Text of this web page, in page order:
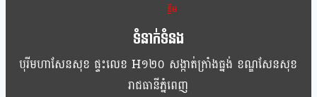
ខ្លឹម ខ្លី រហ័ស
ទំនាក់ទំនង
បុរីមហាសែនសុខ ផ្ទះលេខ H១២០ សង្កាត់ក្រាំងធ្នង់ ខណ្ឌសែនសុខ
រាជធានីភ្នំពេញ